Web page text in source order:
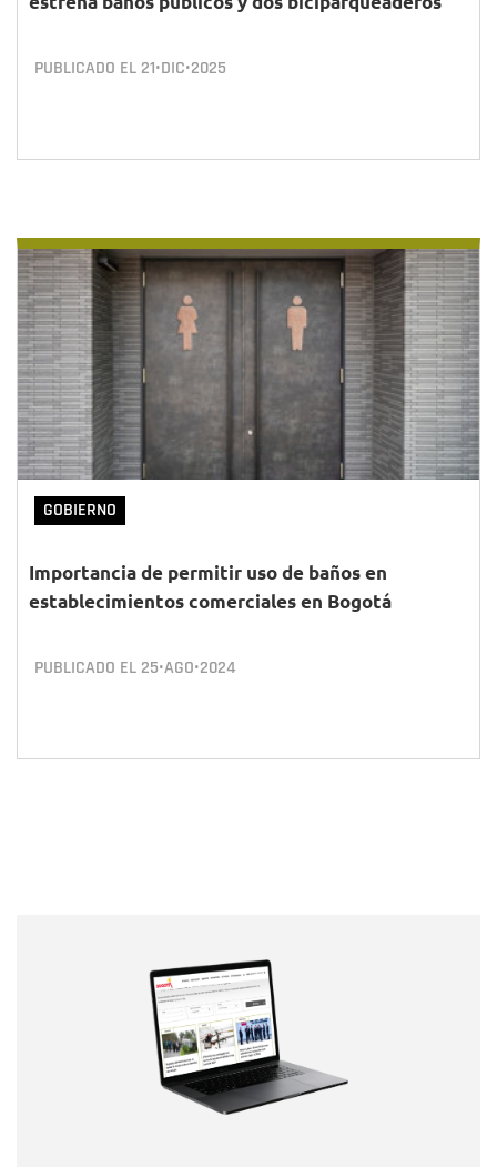
PUBLICADO EL 21•DIC•2025
GOBIERNO
Importancia de permitir uso de baños en
establecimientos comerciales en Bogotá
PUBLICADO EL 25•AGO•2024
Correo electrónico
Tipo de comentario